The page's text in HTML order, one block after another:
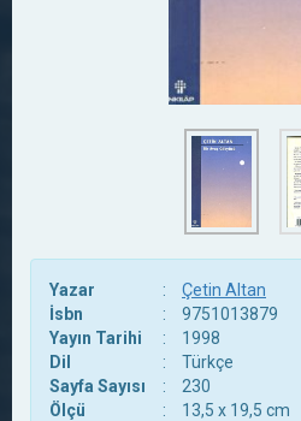
Yazar :
Çetin Altan
İsbn
:
9751013879
Yayın Tarihi
:
1998
Dil
:
Türkçe
Sayfa Sayısı
:
230
Ölçü
:
13,5 x 19,5 cm